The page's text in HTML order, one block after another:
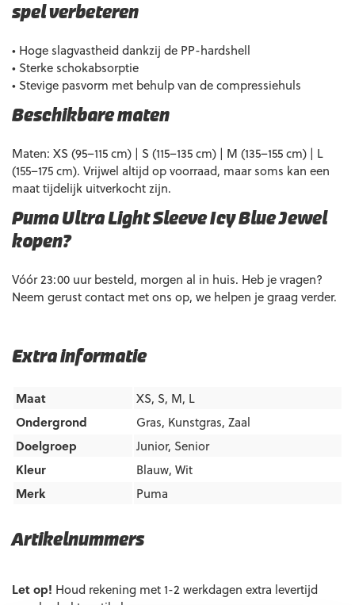
Artikelnummers
Let op! Houd rekening met 1-2 werkdagen extra levertijd
Extra informatie
Maat
XS, S, M, L
Ondergrond
Gras, Kunstgras, Zaal
Doelgroep
Junior, Senior
Kleur
Blauw, Wit
Merk
Puma
spel verbeteren
• Hoge slagvastheid dankzij de PP-hardshell
• Sterke schokabsorptie
• Stevige pasvorm met behulp van de compressiehuls
Beschikbare maten
Maten: XS (95–115 cm) | S (115–135 cm) | M (135–155 cm) | L
(155–175 cm). Vrijwel altijd op voorraad, maar soms kan een
maat tijdelijk uitverkocht zijn.
Puma Ultra Light Sleeve Icy Blue Jewel
kopen?
Vóór 23:00 uur besteld, morgen al in huis. Heb je vragen?
Neem gerust contact met ons op, we helpen je graag verder.